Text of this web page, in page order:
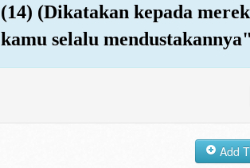
(14) (Dikatakan kepada
kamu selalu